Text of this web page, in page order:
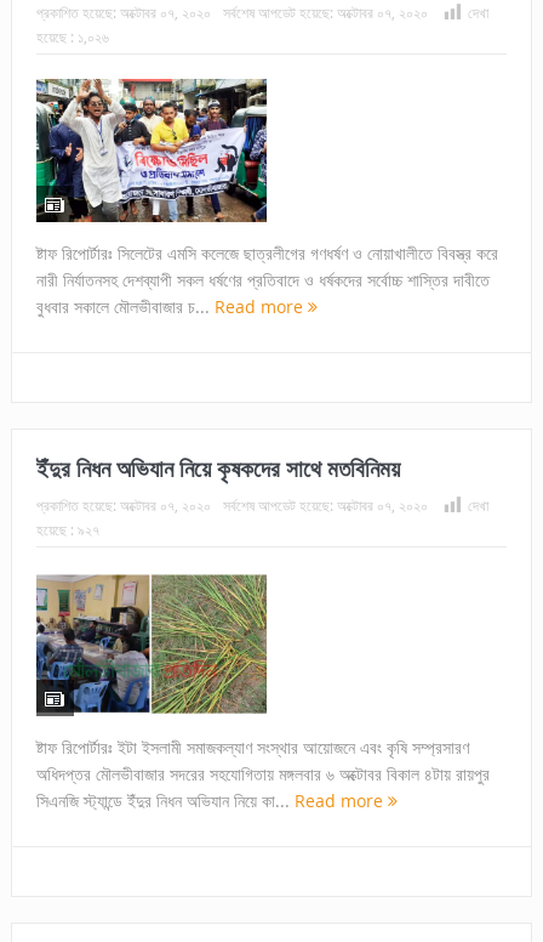
প্রকাশিত হয়েছে: অক্টোবর ০৭, ২০২০ সর্বশেষ আপডেট হয়েছে: অক্টোবর ০৭, ২০২০
দেখা
হয়েছে : ১,০২৬
ষ্টাফ রিপোর্টারঃ সিলেটের এমসি কলেজে ছাত্রলীগের গণধর্ষণ ও নোয়াখালীতে বিবস্ত্র করে
নারী নির্যাতনসহ দেশব্যাপী সকল ধর্ষণের প্রতিবাদে ও ধর্ষকদের সর্বোচ্চ শাস্তির দাবীতে
বুধবার সকালে মৌলভীবাজার চ... Read more
ইঁদুর নিধন অভিযান নিয়ে কৃষকদের সাথে মতবিনিময়
প্রকাশিত হয়েছে: অক্টোবর ০৭, ২০২০ সর্বশেষ আপডেট হয়েছে: অক্টোবর ০৭, ২০২০
দেখা
হয়েছে : ৯২৭
ষ্টাফ রিপোর্টারঃ ইটা ইসলামী সমাজকল্যাণ সংস্থার আয়োজনে এবং কৃষি সম্প্রসারণ
অধিদপ্তর মৌলভীবাজার সদরের সহযোগিতায় মঙ্গলবার ৬ অক্টোবর বিকাল ৪টায় রায়পুর
সিএনজি স্ট্যান্ডে ইঁদুর নিধন অভিযান নিয়ে কা... Read more